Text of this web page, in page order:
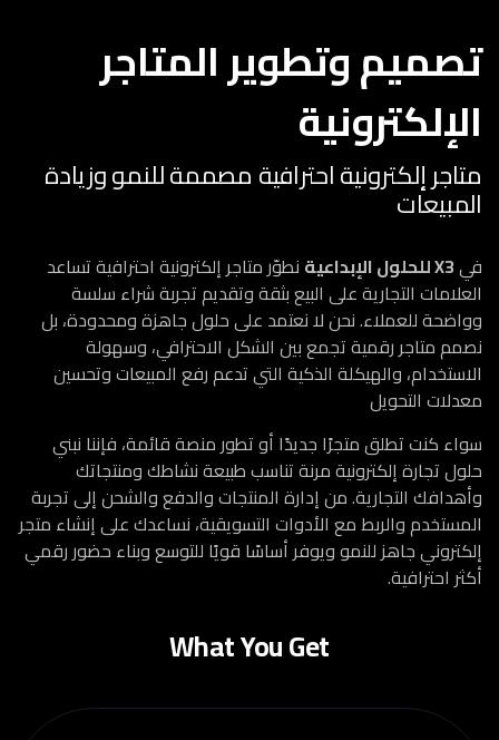
تصميم وتطوير المتاجر
الإلكترونية
متاجر إلكترونية احترافية مصممة للنمو وزيادة
المبيعات
فيX3 للحلول الإبداعية
نطوّر متاجر إلكترونية احترافية تساعد
العلامات التجارية على البيع بثقة وتقديم تجربة شراء سلسة
وواضحة للعملاء. نحن لا نعتمد على حلول جاهزة ومحدودة، بل
نصمم متاجر رقمية تجمع بين الشكل الاحترافي، وسهولة
الاستخدام، والهيكلة الذكية التي تدعم رفع المبيعات وتحسين
معدلات التحويل
سواء كنت تطلق متجرًا جديدًا أو تطور منصة قائمة، فإننا نبني
حلول تجارة إلكترونية مرنة تناسب طبيعة نشاطك ومنتجاتك
وأهدافك التجارية. من إدارة المنتجات والدفع والشحن إلى تجربة
المستخدم والربط مع الأدوات التسويقية، نساعدك على إنشاء متجر
إلكتروني جاهز للنمو ويوفر أساسًا قويًا للتوسع وبناء حضور رقمي
أكثر احترافية.
What You Get